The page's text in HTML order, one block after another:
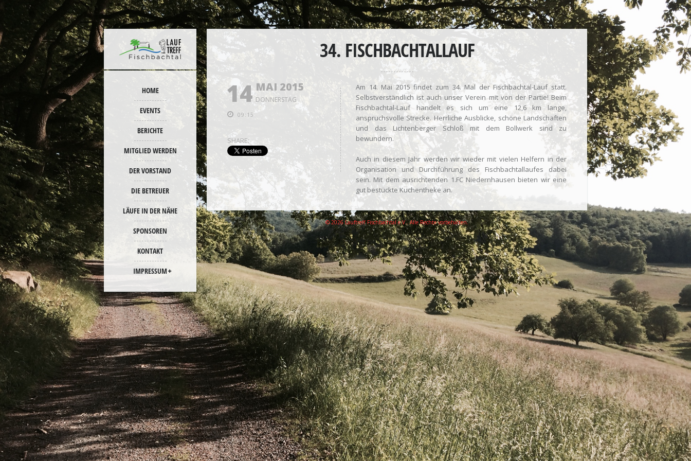
HOME
EVENTS
BERICHTE
MITGLIED WERDEN
DER VORSTAND
DIE BETREUER
LÄUFE IN DER NÄHE
SPONSOREN
KONTAKT
IMPRESSUM
34. FISCHBACHTALLAUF
14 MAI 2015
DONNERSTAG
09:15
SHARE:
Am 14. Mai 2015 findet zum 34. Mal der Fischbachtal-Lauf statt.
Selbstverständlich ist auch unser Verein mit von der Partie! Beim
Fischbachtal-Lauf handelt es sich um eine 12,6 km lange,
anspruchsvolle Strecke. Herrliche Ausblicke, schöne Landschaften
und das Lichtenberger Schloß mit dem Bollwerk sind zu
bewundern.
Auch in diesem Jahr werden wir wieder mit vielen Helfern in der
Organisation und Durchführung des Fischbachtallaufes dabei
sein. Mit dem ausrichtenden 1.FC Niedernhausen bieten wir eine
gut bestückte Kuchentheke an.
© 2026 Lauftreff Fischbachtal e.V.. Alle Rechte vorbehalten.